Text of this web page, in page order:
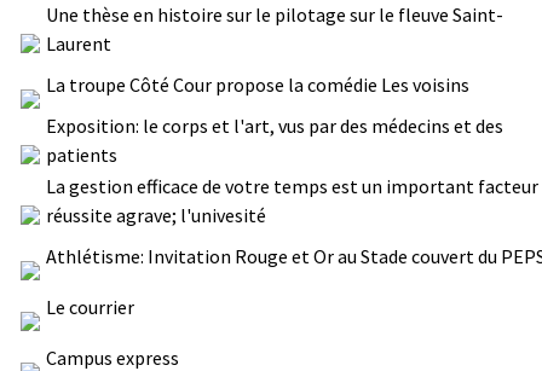
Une thèse en histoire sur le pilotage sur le fleuve Saint-
Laurent
La troupe Côté Cour propose la comédie Les voisins
Exposition: le corps et l'art, vus par des médecins et des
patients
La gestion efficace de votre temps est un important facteur
réussite agrave; l'univesité
Athlétisme: Invitation Rouge et Or au Stade couvert du
Le courrier
Campus express